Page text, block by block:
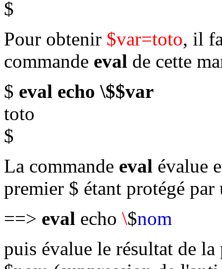
$
Pour obtenir $var=toto, il
commande eval de cette
$ eval echo \$$var
toto
$
La commande eval évalue
premier $ étant protégé par
==> eval echo \$nom
puis évalue le résultat de